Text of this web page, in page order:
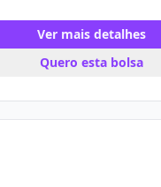
Ver mais detalhes
Quero esta bolsa